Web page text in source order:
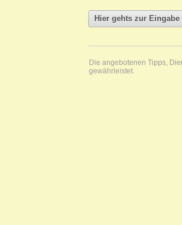
Die angebotenen Tipps,
gewährleistet.